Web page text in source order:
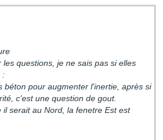
questions, je ne sais pas si elles
:
béton pour augmenter l'inertie, après si
c'est une question de gout.
il serait au Nord, la fenetre Est est